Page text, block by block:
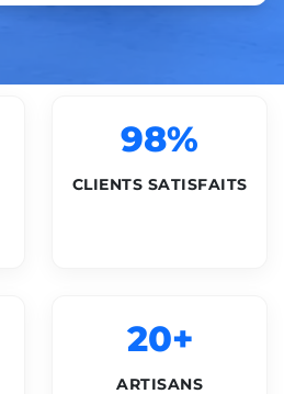
98%
CLIENTS SATISFAITS
20+
ARTISANS